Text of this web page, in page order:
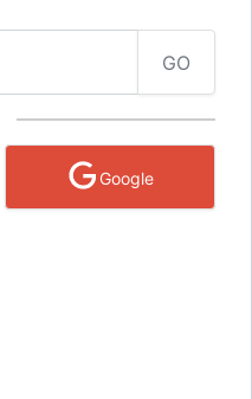
GO
Google